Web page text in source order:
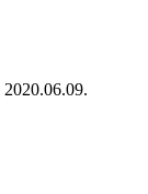
2020.06.09.